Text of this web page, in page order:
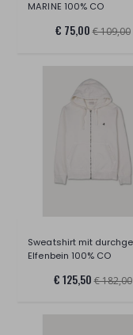
MARINE 100% CO
€ 75,00 € 109,00
Elfenbein 100% CO
€ 125,50 € 182,00